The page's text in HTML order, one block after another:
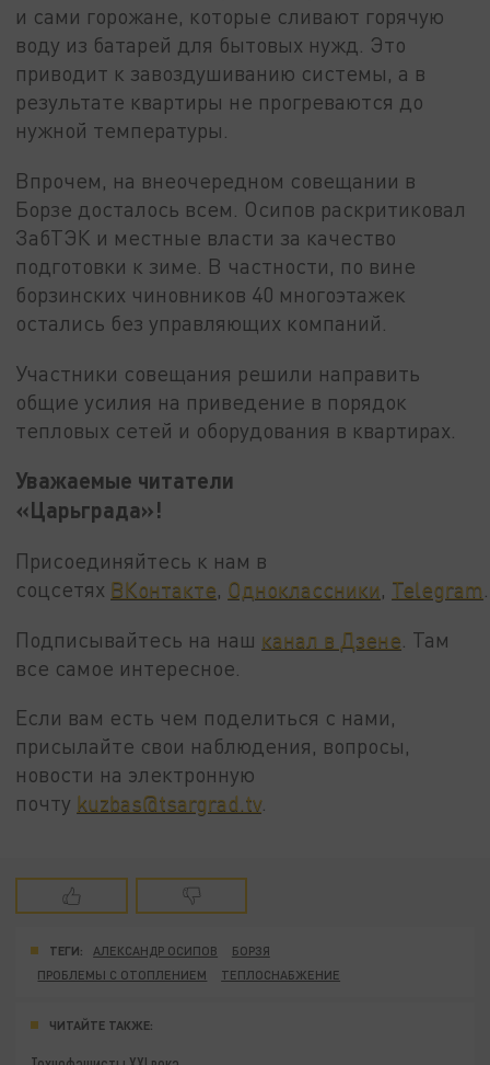
и сами горожане, которые сливают горячую
воду из батарей для бытовых нужд. Это
приводит к завоздушиванию системы, а в
результате квартиры не прогреваются до
нужной температуры.
Впрочем, на внеочередном совещании в
Борзе досталось всем. Осипов раскритиковал
ЗабТЭК и местные власти за качество
подготовки к зиме. В частности, по вине
борзинских чиновников 40 многоэтажек
остались без управляющих компаний.
Участники совещания решили направить
общие усилия на приведение в порядок
тепловых сетей и оборудования в квартирах.
Уважаемые читатели
«Царьграда»!
Присоединяйтесь к нам в
соцсетях ВКонтакте, Одноклассники, Telegram
Подписывайтесь на наш канал в Дзене . Там
все самое интересное.
Если вам есть чем поделиться с нами,
присылайте свои наблюдения, вопросы,
новости на электронную
почту kuzbas@tsargrad.tv
ТЕГИ: АЛЕКСАНДР ОСИПОВ
БОРЗЯ
ПРОБЛЕМЫ С ОТОПЛЕНИЕМ
ТЕПЛОСНАБЖЕНИЕ
ЧИТАЙТЕ ТАКЖЕ: